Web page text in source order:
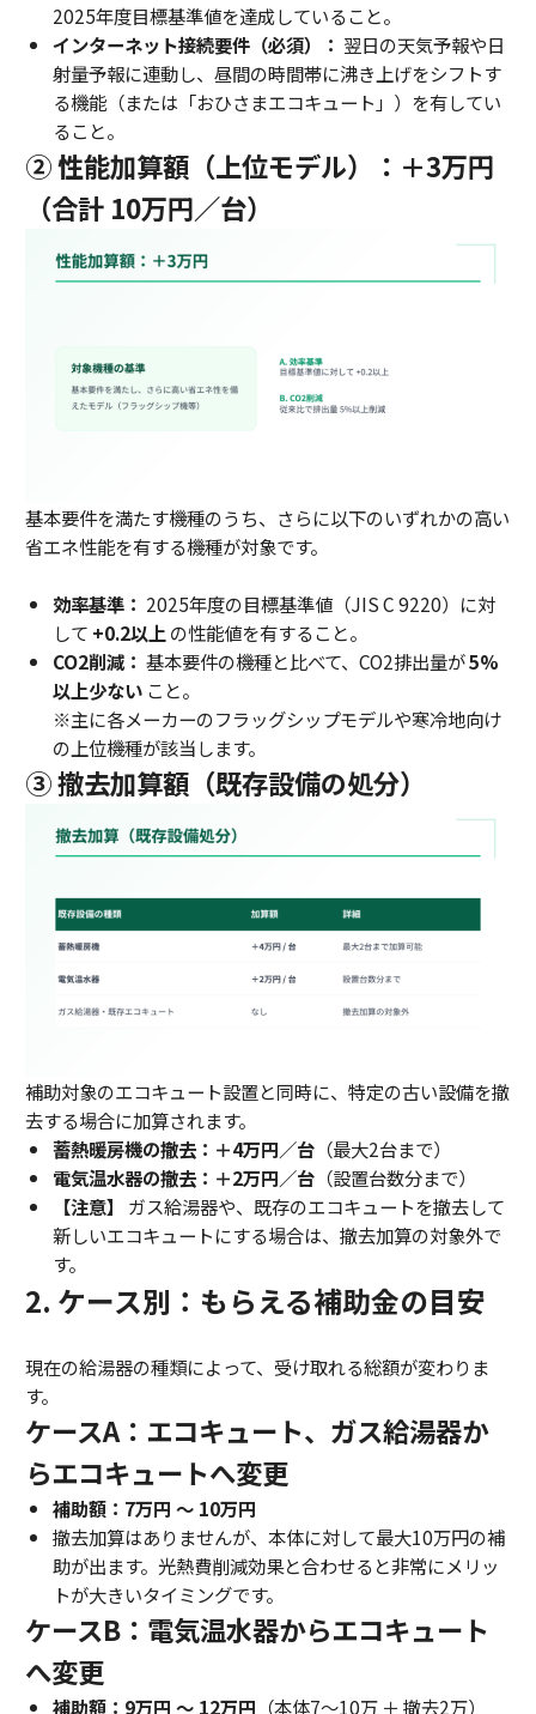
2025年度目標基準値を達成していること。
インターネット接続要件（必須）： 翌日の天気予報や日
射量予報に連動し、昼間の時間帯に沸き上げをシフトす
る機能（または「おひさまエコキュート」）を有してい
ること。
② 性能加算額（上位モデル）：＋3万円
（合計 10万円／台）
基本要件を満たす機種のうち、さらに以下のいずれかの高い
省エネ性能を有する機種が対象です。
効率基準： 2025年度の目標基準値（JIS C 9220）に対
して +0.2以上 の性能値を有すること。
CO2削減： 基本要件の機種と比べて、CO2排出量が5%
以上少ない こと。
※主に各メーカーのフラッグシップモデルや寒冷地向け
の上位機種が該当します。
③ 撤去加算額（既存設備の処分）
補助対象のエコキュート設置と同時に、特定の古い設備を撤
去する場合に加算されます。
蓄熱暖房機の撤去：＋4万円／台 （最大2台まで）
電気温水器の撤去：＋2万円／台 （設置台数分まで）
【注意】
ガス給湯器や、既存のエコキュートを撤去して
新しいエコキュートにする場合は、撤去加算の対象外で
す。
2. ケース別：もらえる補助金の目安
現在の給湯器の種類によって、受け取れる総額が変わりま
す。
ケースA：エコキュート、ガス給湯器か
らエコキュートへ変更
補助額：7万円 〜 10万円
撤去加算はありませんが、本体に対して最大10万円の補
助が出ます。光熱費削減効果と合わせると非常にメリッ
トが大きいタイミングです。
ケースB：電気温水器からエコキュート
へ変更
補助額：9万円 〜 12万円 （本体7〜10万 ＋ 撤去2万）